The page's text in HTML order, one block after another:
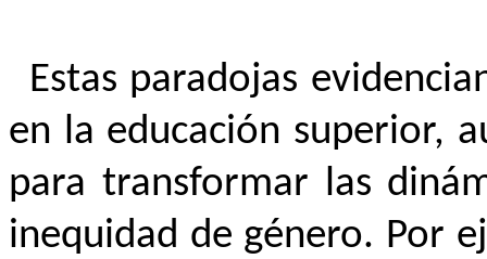
Estas paradojas
en la educación superior,
para transformar las
inequidad de género. Por